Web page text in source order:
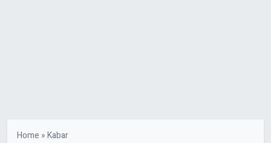
Home »Kabar